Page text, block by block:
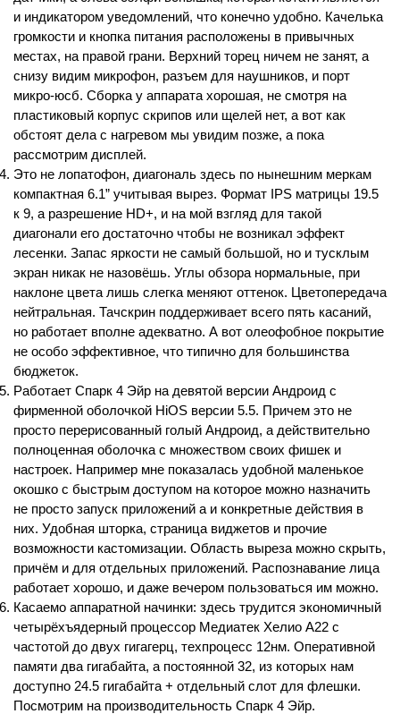
и индикатором уведомлений, что конечно удобно. Качелька
громкости и кнопка питания расположены в привычных
местах, на правой грани. Верхний торец ничем не занят, а
снизу видим микрофон, разъем для наушников, и порт
микро-юсб. Сборка у аппарата хорошая, не смотря на
пластиковый корпус скрипов или щелей нет, а вот как
обстоят дела с нагревом мы увидим позже, а пока
рассмотрим дисплей.
Это не лопатофон, диагональ здесь по нынешним меркам
компактная 6.1” учитывая вырез. Формат IPS матрицы 19.5
к 9, а разрешение HD+, и на мой взгляд для такой
диагонали его достаточно чтобы не возникал эффект
лесенки. Запас яркости не самый большой, но и тусклым
экран никак не назовёшь. Углы обзора нормальные, при
наклоне цвета лишь слегка меняют оттенок. Цветопередача
нейтральная. Тачскрин поддерживает всего пять касаний,
но работает вполне адекватно. А вот олеофобное покрытие
не особо эффективное, что типично для большинства
бюджеток.
Работает Спарк 4 Эйр на девятой версии Андроид с
фирменной оболочкой HiOS версии 5.5. Причем это не
просто перерисованный голый Андроид, а действительно
полноценная оболочка с множеством своих фишек и
настроек. Например мне показалась удобной маленькое
окошко с быстрым доступом на которое можно назначить
не просто запуск приложений а и конкретные действия в
них. Удобная шторка, страница виджетов и прочие
возможности кастомизации. Область выреза можно скрыть,
причём и для отдельных приложений. Распознавание лица
работает хорошо, и даже вечером пользоваться им можно.
Касаемо аппаратной начинки: здесь трудится экономичный
четырёхъядерный процессор Медиатек Хелио А22 с
частотой до двух гигагерц, техпроцесс 12нм. Оперативной
памяти два гигабайта, а постоянной 32, из которых нам
доступно 24.5 гигабайта + отдельный слот для флешки.
Посмотрим на производительность Спарк 4 Эйр.